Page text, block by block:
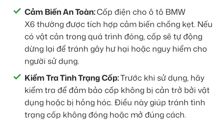
Cảm Biến An Toàn:Cốp điện cho ô tô BMW
X6 thường được tích hợp cảm biến chống kẹt. Nếu
có vật cản trong quá trình đóng, cốp sẽ tự động
dừng lại để tránh gây hư hại hoặc nguy hiểm cho
người sử dụng.
Kiểm Tra Tình Trạng Cốp:Trước khi sử dụng, hãy
kiểm tra để đảm bảo cốp không bị cản trở bởi vật
dụng hoặc bị hỏng hóc. Điều này giúp tránh tình
trạng cốp không đóng hoặc mở đúng cách.